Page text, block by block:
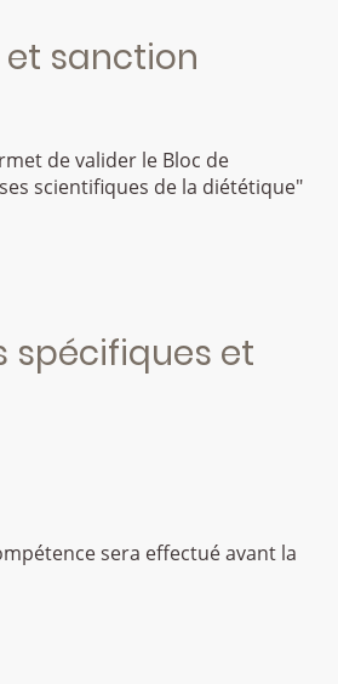
sanction
de valider le Bloc de
scientifiques de la diététique"
spécifiques et
sera effectué avant la